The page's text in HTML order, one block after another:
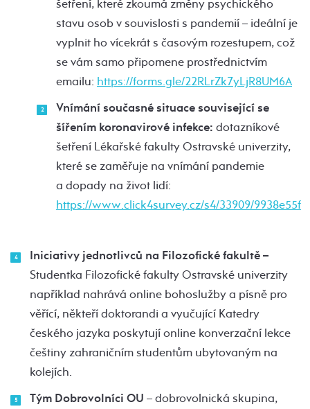
šetření, které zkoumá změny psychického
stavu osob v souvislosti s pandemií – ideální je
vyplnit ho vícekrát s časovým rozestupem, což
se vám samo připomene prostřednictvím
emailu: https://forms.gle/22RLrZk7yLjR8UM6A
Vnímání současné situace související se
šířením koronavirové infekce: dotazníkové
šetření Lékařské fakulty Ostravské univerzity,
které se zaměřuje na vnímání pandemie
a dopady na život lidí:
https://www.click4survey.cz/s4/33909/9938e55f
Iniciativy jednotlivců na Filozofické fakultě –
Studentka Filozofické fakulty Ostravské univerzity
například nahrává online bohoslužby a písně pro
věřící, někteří doktorandi a vyučující Katedry
českého jazyka poskytují online konverzační lekce
češtiny zahraničním studentům ubytovaným na
kolejích.
Tým Dobrovolníci OU – dobrovolnická skupina,